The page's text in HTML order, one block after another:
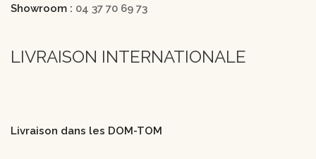
Showroom : 04 37 70 69 73
LIVRAISON INTERNATIONALE
Livraison dans les DOM-TOM